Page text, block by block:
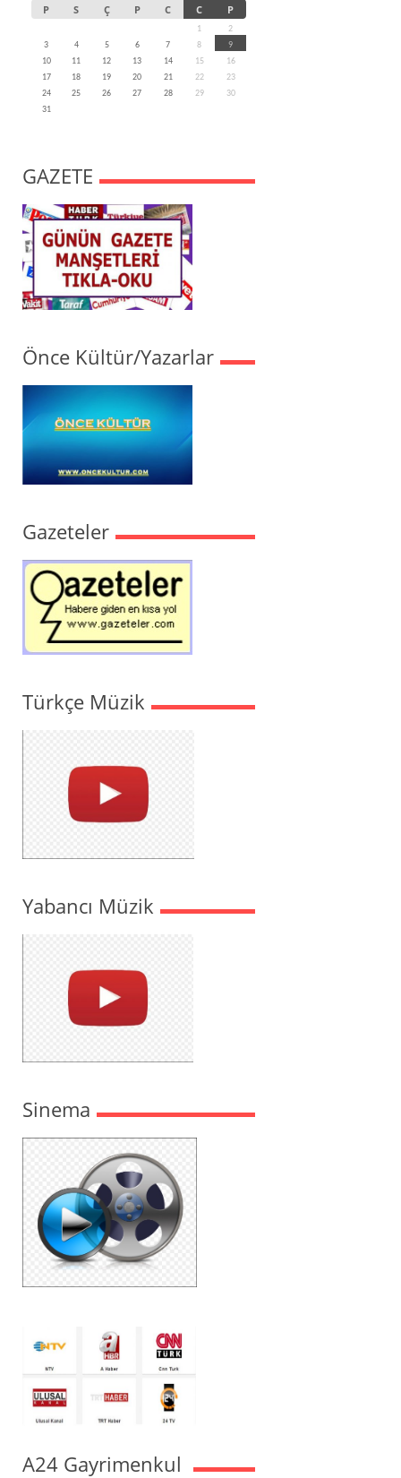
P S Ç P C C P
1
2
3
4 5 6 7 8
9
10
11 12 13 14 15
16
17
18 19 20 21 22
23
24
25 26 27 28 29
30
31
GAZETE
Önce Kültür/Yazarlar
Gazeteler
Türkçe Müzik
Yabancı Müzik
Sinema
A24 Gayrimenkul